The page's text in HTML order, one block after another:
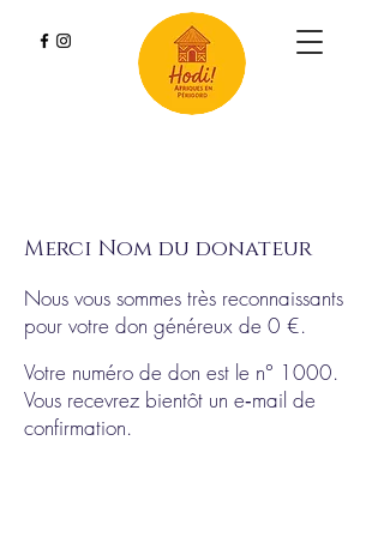
Merci Nom du donateur
Nous vous sommes très reconnaissants
pour votre don généreux de 0 €.
Votre numéro de don est le n° 1000.
Vous recevrez bientôt un e‑mail de
confirmation.